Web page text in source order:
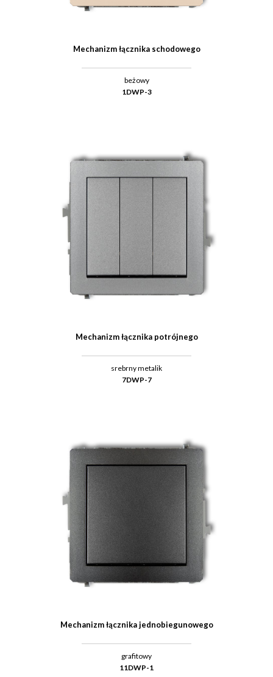
Mechanizm łącznika schodowego
beżowy
1DWP-3
Mechanizm łącznika potrójnego
srebrny metalik
7DWP-7
Mechanizm łącznika jednobiegunowego
grafitowy
11DWP-1